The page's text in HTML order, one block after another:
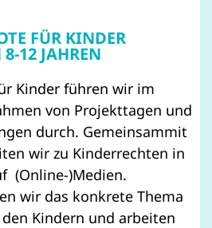
FÜR KINDER
12 JAHREN
Kinder führen wir im
von Projekttagen und
durch. Gemeinsammit
wir zu Kinderrechten in
(Online-)Medien.
wir das konkrete Thema
Kindern und arbeiten